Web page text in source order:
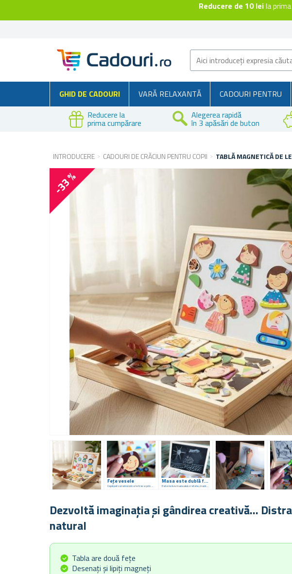
Reducere de 10 leila
GHID DE CADOURI VARĂ RELAXANTĂ CADOURI PENTRU
Reducere la
prima cumpărare
Alegerea rapidă
în 3 apăsări de buton
INTRODUCERE CADOURI DE CRĂCIUN PENTRU COPII TABLĂ MAGNETICĂ DE
-33 %
Fețe vesele
Copiii pot construi orice le trece prin minte
Masa este dublă față-verso
Este inclus manualul, cretele, markerul și buretele
Dezvoltă imaginația și gândirea creativă...
natural
Tabla are două fețe
Desenați și lipiți magneți